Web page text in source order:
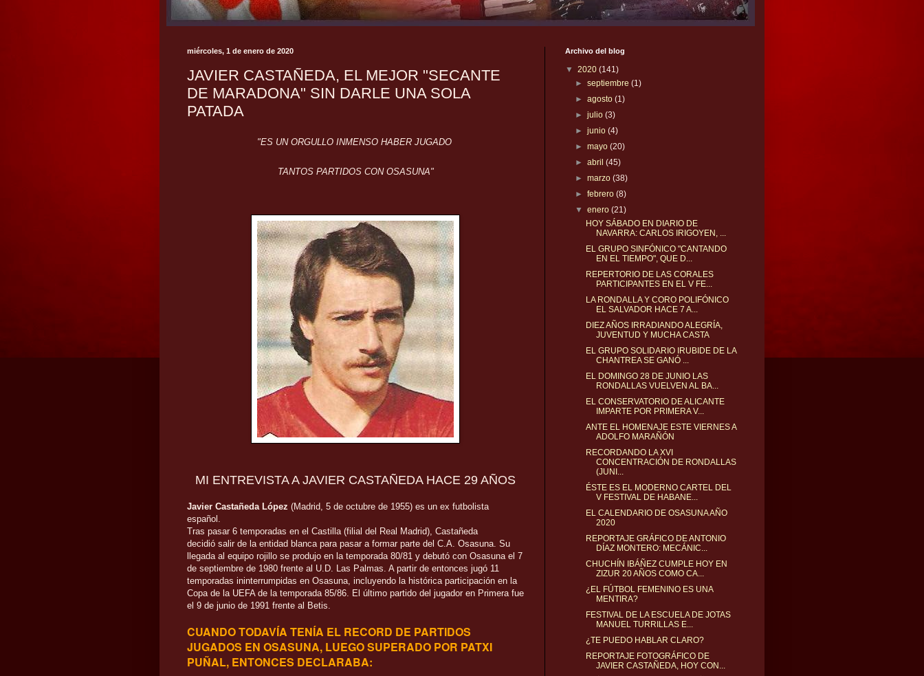
miércoles, 1 de enero de 2020
JAVIER CASTAÑEDA, EL MEJOR "SECANTE
DE MARADONA" SIN DARLE UNA SOLA
PATADA
"ES UN ORGULLO INMENSO HABER JUGADO
TANTOS PARTIDOS CON OSASUNA"
MI ENTREVISTA A JAVIER CASTAÑEDA HACE 29 AÑOS
Javier Castañeda López (Madrid, 5 de octubre de 1955) es un ex futbolista
español.
Tras pasar 6 temporadas en el Castilla (filial del Real Madrid), Castañeda
decidió salir de la entidad blanca para pasar a formar parte del C.A. Osasuna. Su
llegada al equipo rojillo se produjo en la temporada 80/81 y debutó con Osasuna el 7
de septiembre de 1980 frente al U.D. Las Palmas. A partir de entonces jugó 11
temporadas ininterrumpidas en Osasuna, incluyendo la histórica participación en la
Copa de la UEFA de la temporada 85/86. El último partido del jugador en Primera fue
el 9 de junio de 1991 frente al Betis.
CUANDO TODAVÍA TENÍA EL RECORD DE PARTIDOS
JUGADOS EN OSASUNA, LUEGO SUPERADO POR PATXI
PUÑAL, ENTONCES DECLARABA:
Archivo del blog
▼ 2020 (141)
►septiembre(1)
►agosto(1)
►julio(3)
►junio(4)
►mayo(20)
►abril(45)
►marzo(38)
►febrero(8)
▼enero(21)
HOY SÁBADO EN DIARIO DE
NAVARRA: CARLOS IRIGOYEN, ...
EL GRUPO SINFÓNICO "CANTANDO
EN EL TIEMPO", QUE D...
REPERTORIO DE LAS CORALES
PARTICIPANTES EN EL V FE...
LA RONDALLA Y CORO POLIFÓNICO
EL SALVADOR HACE 7 A...
DIEZ AÑOS IRRADIANDO ALEGRÍA,
JUVENTUD Y MUCHA CASTA
EL GRUPO SOLIDARIO IRUBIDE DE LA
CHANTREA SE GANÓ ...
EL DOMINGO 28 DE JUNIO LAS
RONDALLAS VUELVEN AL BA...
EL CONSERVATORIO DE ALICANTE
IMPARTE POR PRIMERA V...
ANTE EL HOMENAJE ESTE VIERNES A
ADOLFO MARAÑÓN
RECORDANDO LA XVI
CONCENTRACIÓN DE RONDALLAS
(JUNI...
ÉSTE ES EL MODERNO CARTEL DEL
V FESTIVAL DE HABANE...
EL CALENDARIO DE OSASUNA AÑO
2020
REPORTAJE GRÁFICO DE ANTONIO
DÍAZ MONTERO: MECÁNIC...
CHUCHÍN IBÁÑEZ CUMPLE HOY EN
ZIZUR 20 AÑOS COMO CA...
¿EL FÚTBOL FEMENINO ES UNA
MENTIRA?
FESTIVAL DE LA ESCUELA DE JOTAS
MANUEL TURRILLAS E...
¿TE PUEDO HABLAR CLARO?
REPORTAJE FOTOGRÁFICO DE
JAVIER CASTAÑEDA, HOY CON...